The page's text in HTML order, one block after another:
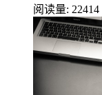
阅读量: 22414